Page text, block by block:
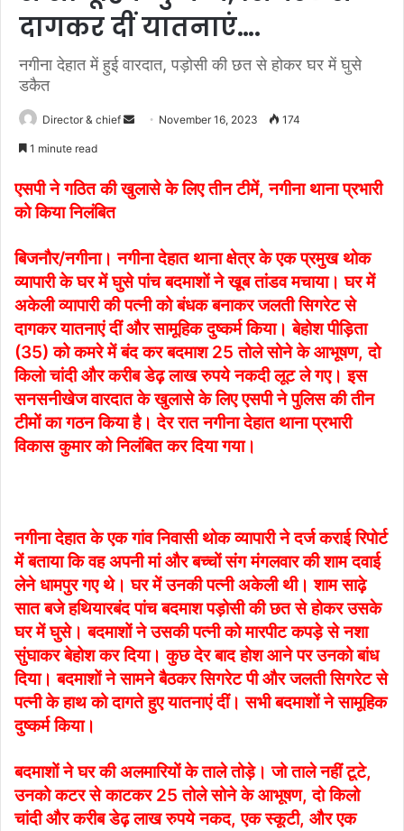
दागकर दीं यातनाएं….
नगीना देहात में हुई वारदात, पड़ोसी की छत से होकर घर में घुसे
डकैत
Director & chief
Send November 16, 2023 174
1 minute read
एसपी ने गठित की खुलासे के लिए तीन टीमें, नगीना थाना प्रभारी
को किया निलंबित
बिजनौर/नगीना। नगीना देहात थाना क्षेत्र के एक प्रमुख थोक
व्यापारी के घर में घुसे पांच बदमाशों ने खूब तांडव मचाया। घर में
अकेली व्यापारी की पत्नी को बंधक बनाकर जलती सिगरेट से
दागकर यातनाएं दीं और सामूहिक दुष्कर्म किया। बेहोश पीड़िता
(35) को कमरे में बंद कर बदमाश 25 तोले सोने के आभूषण, दो
किलो चांदी और करीब डेढ़ लाख रुपये नकदी लूट ले गए। इस
सनसनीखेज वारदात के खुलासे के लिए एसपी ने पुलिस की तीन
टीमों का गठन किया है। देर रात नगीना देहात थाना प्रभारी
विकास कुमार को निलंबित कर दिया गया।
नगीना देहात के एक गांव निवासी थोक व्यापारी ने दर्ज कराई रिपोर्ट
में बताया कि वह अपनी मां और बच्चों संग मंगलवार की शाम दवाई
लेने धामपुर गए थे। घर में उनकी पत्नी अकेली थी। शाम साढ़े
सात बजे हथियारबंद पांच बदमाश पड़ोसी की छत से होकर उसके
घर में घुसे। बदमाशों ने उसकी पत्नी को मारपीट कपड़े से नशा
सुंघाकर बेहोश कर दिया। कुछ देर बाद होश आने पर उनको बांध
दिया। बदमाशों ने सामने बैठकर सिगरेट पी और जलती सिगरेट से
पत्नी के हाथ को दागते हुए यातनाएं दीं। सभी बदमाशों ने सामूहिक
दुष्कर्म किया।
बदमाशों ने घर की अलमारियों के ताले तोड़े। जो ताले नहीं टूटे,
उनको कटर से काटकर 25 तोले सोने के आभूषण, दो किलो
चांदी और करीब डेढ़ लाख रुपये नकद, एक स्कूटी, और एक